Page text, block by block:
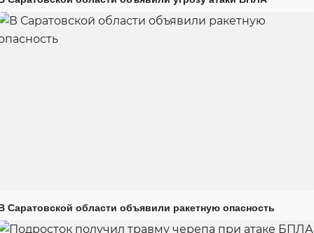
Саратовской области объявили ракетную опасность